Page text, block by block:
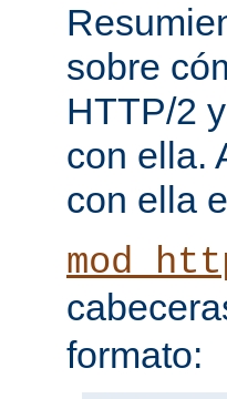
sobre
HTTP/2
con ella.
con ella
formato: